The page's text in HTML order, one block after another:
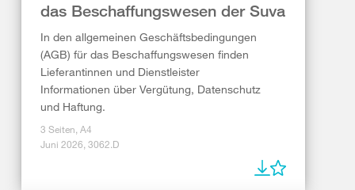
das Beschaffungswesen der Suva
In den allgemeinen Geschäftsbedingungen
(AGB) für das Beschaffungswesen finden
Lieferantinnen und Dienstleister
Informationen über Vergütung, Datenschutz
und Haftung.
3 Seiten, A4
Juni 2026, 3062.D